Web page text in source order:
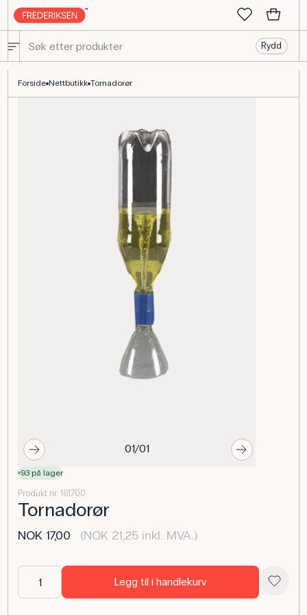
Rydd
Forside Nettbutikk Tornadorør
01/01
93 på lager
Produkt nr. 161700
Tornadorør
NOK 17,00 (NOK 21,25 inkl. MVA.)
Legg til i handlekurv